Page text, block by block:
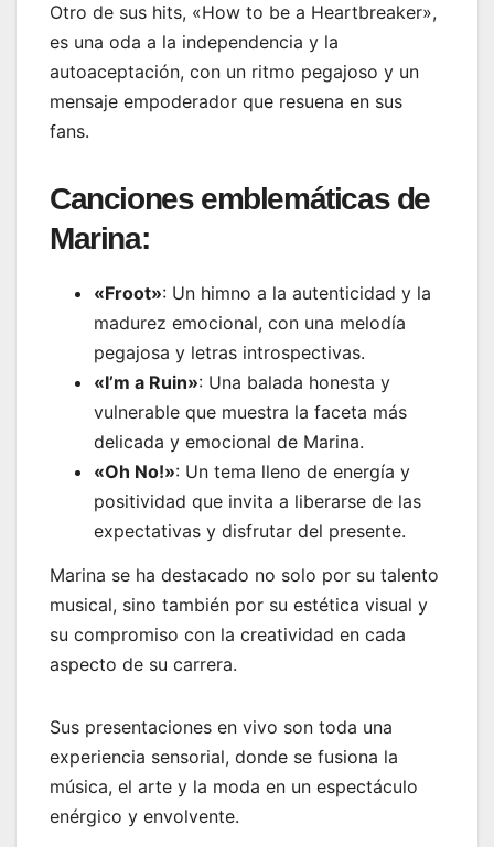
Otro de sus hits, «How to be a Heartbreaker»,
es una oda a la independencia y la
autoaceptación, con un ritmo pegajoso y un
mensaje empoderador que resuena en sus
fans.
Canciones emblemáticas de
Marina:
«Froot»: Un himno a la autenticidad y la
madurez emocional, con una melodía
pegajosa y letras introspectivas.
«I’m a Ruin»: Una balada honesta y
vulnerable que muestra la faceta más
delicada y emocional de Marina.
«Oh No!»: Un tema lleno de energía y
positividad que invita a liberarse de las
expectativas y disfrutar del presente.
Marina se ha destacado no solo por su talento
musical, sino también por su estética visual y
su compromiso con la creatividad en cada
aspecto de su carrera.
Sus presentaciones en vivo son toda una
experiencia sensorial, donde se fusiona la
música, el arte y la moda en un espectáculo
enérgico y envolvente.